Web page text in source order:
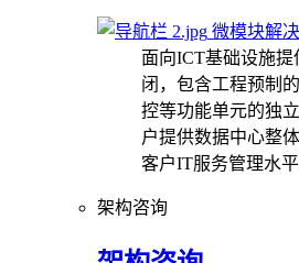
微模块解
面向ICT基础设施
闭，包含工程预制
控等功能单元的独
户提供数据中心整
客户IT服务管理水平
架构咨询